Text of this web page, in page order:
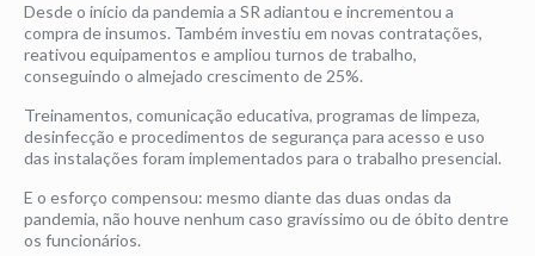
Desde o início da pandemia a SR adiantou e incrementou a
compra de insumos. Também investiu em novas contratações,
reativou equipamentos e ampliou turnos de trabalho,
conseguindo o almejado crescimento de 25%.
Treinamentos, comunicação educativa, programas de limpeza,
desinfecção e procedimentos de segurança para acesso e uso
das instalações foram implementados para o trabalho presencial.
E o esforço compensou: mesmo diante das duas ondas da
pandemia, não houve nenhum caso gravíssimo ou de óbito dentre
os funcionários.